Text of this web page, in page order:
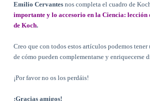
Emilio Cervantesnos completa el cuadro de
importante y lo accesorio en la Ciencia: lección
de Koch.
Creo que con todos estos artículos podemos
de cómo pueden complementarse y enriquecerse
¡Por favor no os los perdáis!
¡Gracias amigos!